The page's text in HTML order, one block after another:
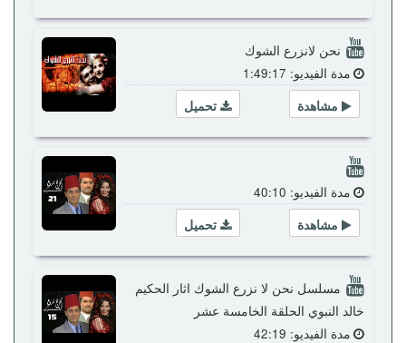
نحن لانزرع الشوك
مدة الفيديو: 1:49:17
تحميل
مشاهدة
مدة الفيديو: 40:10
تحميل
مشاهدة
مسلسل نحن لا نزرع الشوك اثار الحكيم
خالد النبوي الحلقة الخامسة عشر
مدة الفيديو: 42:19